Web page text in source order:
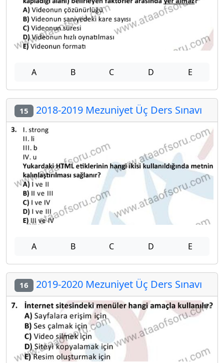
A B C D E
15 2018-2019 Mezuniyet Üç Ders Sınavı
A B C D E
16 2019-2020 Mezuniyet Üç Ders Sınavı